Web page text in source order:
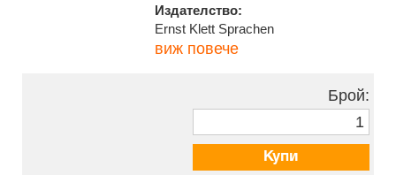
Издателство:
Ernst Klett Sprachen
виж повече
Брой:
Купи